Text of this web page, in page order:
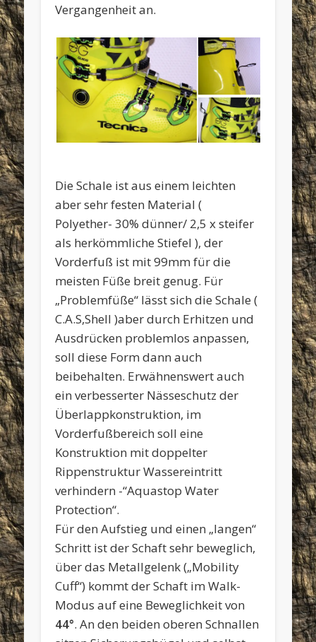
Vergangenheit an.
Die Schale ist aus einem leichten
aber sehr festen Material (
Polyether- 30% dünner/ 2,5 x steifer
als herkömmliche Stiefel ), der
Vorderfuß ist mit 99mm für die
meisten Füße breit genug. Für
„Problemfüße“ lässt sich die Schale (
C.A.S,Shell )aber durch Erhitzen und
Ausdrücken problemlos anpassen,
soll diese Form dann auch
beibehalten. Erwähnenswert auch
ein verbesserter Nässeschutz der
Überlappkonstruktion, im
Vorderfußbereich soll eine
Konstruktion mit doppelter
Rippenstruktur Wassereintritt
verhindern -“Aquastop Water
Protection“.
Für den Aufstieg und einen „langen“
Schritt ist der Schaft sehr beweglich,
über das Metallgelenk („Mobility
Cuff“) kommt der Schaft im Walk-
Modus auf eine Beweglichkeit von
44°. An den beiden oberen Schnallen